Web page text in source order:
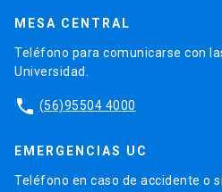
MESA CENTRAL
Teléfono para comunicarse con
Universidad.
phone (56)95504 4000
EMERGENCIAS UC
Teléfono en caso de accidente o